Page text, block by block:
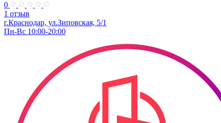
0
1 отзыв
г.Краснодар, ул.Зиповская, 5/1
Пн-Вс 10:00-20:00